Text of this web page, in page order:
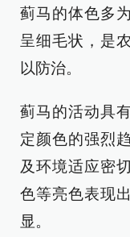
蓟马的体色多
呈细毛状，是
以防治。
蓟马的活动具
定颜色的强烈
及环境适应密
色等亮色表现
显。